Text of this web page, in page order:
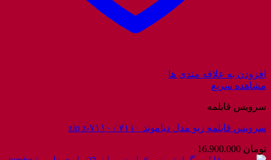
افزودن به علاقه مندی ها
مشاهده سریع
سرویس قابلمه
سرویس قابلمه زیو مدل دیاموند ۷۱۱۰ / zio z-۷۱۱۰
تومان